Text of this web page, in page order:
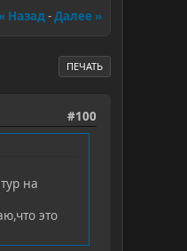
Назад-Далее »
ПЕЧАТЬ
#100
на
это